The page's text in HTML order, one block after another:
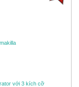
với 3 kích cỡ